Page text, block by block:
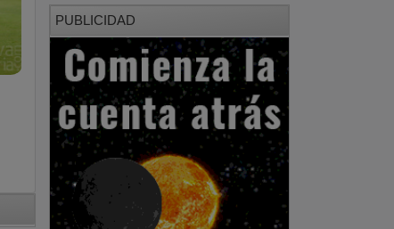
PUBLICIDAD